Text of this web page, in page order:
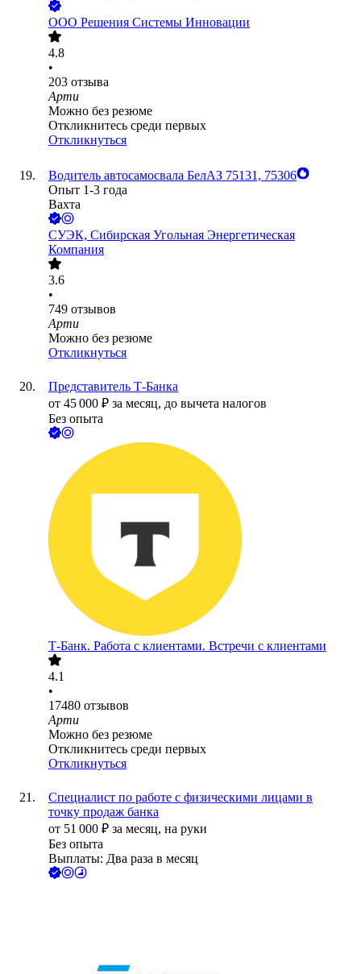
ООО Решения Системы Инновации
4.8
•
203 отзыва
Арти
Можно без резюме
Откликнитесь среди первых
Откликнуться
Водитель автосамосвала БелАЗ 75131, 75306
Опыт 1-3 года
Вахта
СУЭК, Сибирская Угольная Энергетическая
Компания
3.6
•
749 отзывов
Арти
Можно без резюме
Откликнуться
Представитель Т-Банка
от 45 000 ₽ за месяц, до вычета налогов
Без опыта
Т-Банк. Работа с клиентами. Встречи с клиентами
4.1
•
17480 отзывов
Арти
Можно без резюме
Откликнитесь среди первых
Откликнуться
Специалист по работе с физическими лицами в
точку продаж банка
от 51 000 ₽ за месяц, на руки
Без опыта
Выплаты: Два раза в месяц